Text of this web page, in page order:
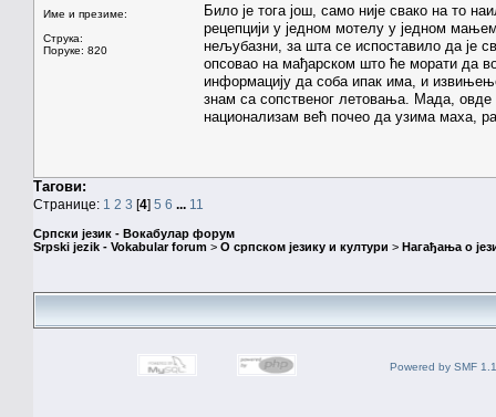
Име и презиме:
Струка:
Поруке: 820
Било је тога још, само није свако на то
рецепцији у једном мотелу у једном
нељубазни, за шта се испоставило да је
опсовао на мађарском што ће морати да
информацију да соба ипак има, и
знам са сопственог летовања. Мада, овде
национализам већ почео да узима маха,
Тагови:
Странице: 1 2 3 [4] 5 6 ... 11
Српски језик - Вокабулар форум
Srpski jezik - Vokabular forum > О српском језику и култури > Нагађања о
Powered by SMF